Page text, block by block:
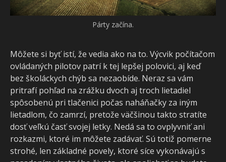
Párty začína.
Môžete si byť istí, že vedia ako na to. Výcvik počítačom
ovládaných pilotov patrí k tej lepšej polovici, aj keď
bez školáckych chýb sa nezaobíde. Neraz sa vám
pritrafí pohľad na zrážku dvoch aj troch lietadiel
spôsobenú pri tlačenici počas naháňačky za iným
lietadlom, čo zamrzí, pretože väčšinou takto stratíte
dosť veľkú časť svojej letky. Nedá sa to ovplyvniť ani
rozkazmi, ktoré im môžete zadávať. Sú totiž pomerne
strohé, len základné povely, ktoré síce vykonávajú s